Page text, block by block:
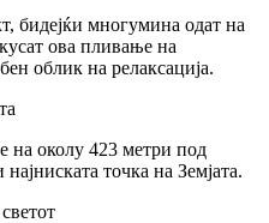
бидејќи многумина одат на
ова пливање на
облик на релаксација.
околу 423 метри под
точка на Земјата.